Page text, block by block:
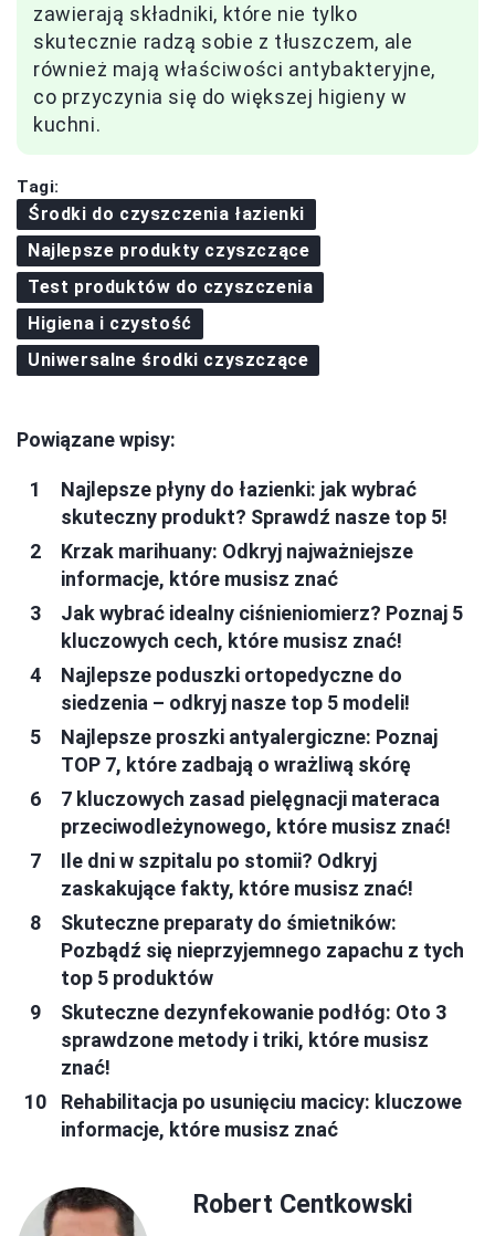
zawierają składniki, które nie tylko
skutecznie radzą sobie z tłuszczem, ale
również mają właściwości antybakteryjne,
co przyczynia się do większej higieny w
kuchni.
Tagi:
Środki do czyszczenia łazienki
Najlepsze produkty czyszczące
Test produktów do czyszczenia
Higiena i czystość
Uniwersalne środki czyszczące
Powiązane wpisy:
Najlepsze płyny do łazienki: jak wybrać
skuteczny produkt? Sprawdź nasze top 5!
Krzak marihuany: Odkryj najważniejsze
informacje, które musisz znać
Jak wybrać idealny ciśnieniomierz? Poznaj 5
kluczowych cech, które musisz znać!
Najlepsze poduszki ortopedyczne do
siedzenia – odkryj nasze top 5 modeli!
Najlepsze proszki antyalergiczne: Poznaj
TOP 7, które zadbają o wrażliwą skórę
7 kluczowych zasad pielęgnacji materaca
przeciwodleżynowego, które musisz znać!
Ile dni w szpitalu po stomii? Odkryj
zaskakujące fakty, które musisz znać!
Skuteczne preparaty do śmietników:
Pozbądź się nieprzyjemnego zapachu z tych
top 5 produktów
Skuteczne dezynfekowanie podłóg: Oto 3
sprawdzone metody i triki, które musisz
znać!
Rehabilitacja po usunięciu macicy: kluczowe
informacje, które musisz znać
Robert Centkowski